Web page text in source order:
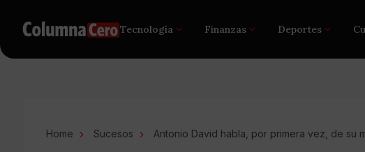
Tecnología Finanzas Deportes
Home Sucesos Antonio David habla, por primera vez, de su